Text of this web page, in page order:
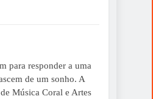
para responder a uma
de um sonho. A
Música Coral e Artes